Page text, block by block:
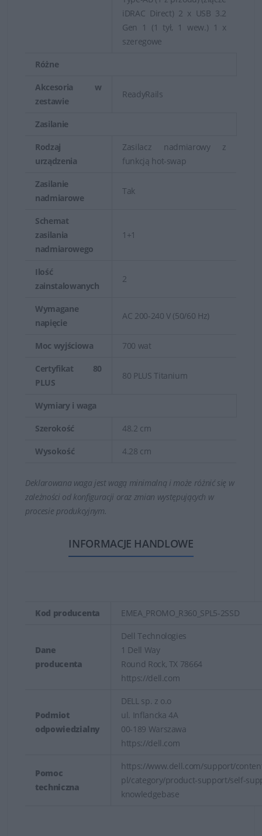
firmowej, plików produkcyjnych w różnych
Serwer Dell PowerEdge R750- najlepszy i
najbardziej wydajny model z całej gamy serwerów
iDRAC Direct) 2 x USB 3.2
Gen 1 (1 tył, 1 wew.) 1 x
szeregowe
Różne
Akcesoria w
zestawie
ReadyRails
Zasilanie
Rodzaj
urządzenia
Zasilacz nadmiarowy z
funkcją hot-swap
Zasilanie
nadmiarowe
Tak
Schemat
zasilania
nadmiarowego
1+1
Ilość
zainstalowanych
2
Wymagane
napięcie
AC 200-240 V (50/60 Hz)
Moc wyjściowa 700 wat
Certyfikat 80
PLUS
80 PLUS Titanium
Wymiary i waga
Szerokość 48.2 cm
Wysokość 4.28 cm
Deklarowana waga jest wagą minimalną i może różnić się w
zależności od konfiguracji oraz zmian występujących w
procesie produkcyjnym.
INFORMACJE HANDLOWE
Kod producenta EMEA_PROMO_R360_SPL5-2SSD
Dane
producenta
Dell Technologies
1 Dell Way
Round Rock, TX 78664
https://dell.com
Podmiot
odpowiedzialny
DELL sp. z o.o
ul. Inflancka 4A
00-189 Warszawa
https://dell.com
Pomoc
techniczna
https://www.dell.com/support/
pl/category/product-support/self-
knowledgebase